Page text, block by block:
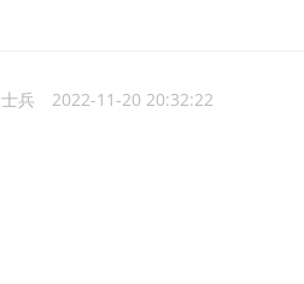
士兵 2022-11-20 20:32:22